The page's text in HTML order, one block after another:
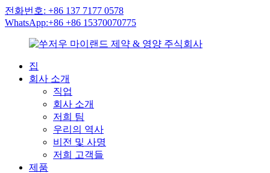
전화번호: +86 137 7177 0578
WhatsApp:+86 +86 15370070775
집
회사 소개
직업
회사 소개
저희 팀
우리의 역사
비전 및 사명
저희 고객들
제품